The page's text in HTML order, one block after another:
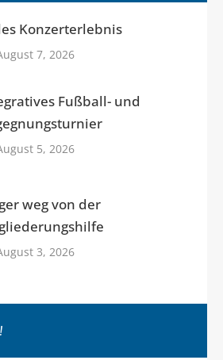
Konzerterlebnis
7, 2026
Fußball- und
5, 2026
weg von der
3, 2026